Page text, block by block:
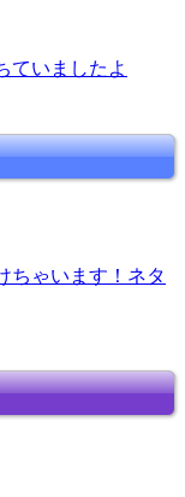
ていましたよ
ちゃいます！ネタ